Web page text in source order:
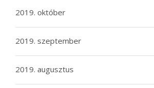
2019. október
2019. szeptember
2019. augusztus